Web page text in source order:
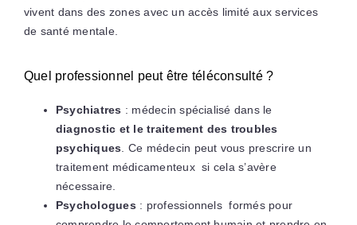
vivent dans des zones avec un accès limité aux services
de santé mentale.
Quel professionnel peut être téléconsulté ?
Psychiatres : médecin spécialisé dans le
diagnostic et le traitement des troubles
psychiques . Ce médecin peut vous prescrire un
traitement médicamenteux si cela s’avère
nécessaire.
Psychologues : professionnels formés pour